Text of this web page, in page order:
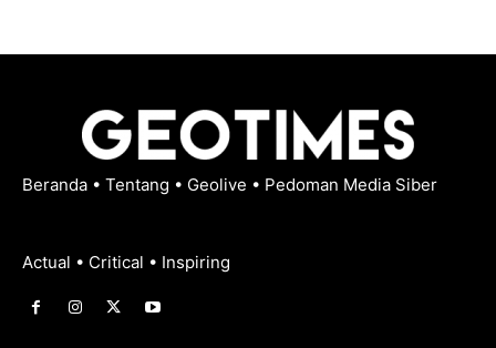
Beranda • Tentang • Geolive • Pedoman Media Siber
Actual • Critical • Inspiring